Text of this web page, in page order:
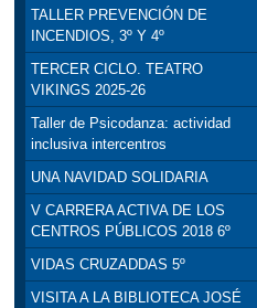
TALLER PREVENCIÓN DE
INCENDIOS, 3º Y 4º
TERCER CICLO. TEATRO
VIKINGS 2025-26
Taller de Psicodanza: actividad
inclusiva intercentros
UNA NAVIDAD SOLIDARIA
V CARRERA ACTIVA DE LOS
CENTROS PÚBLICOS 2018 6º
VIDAS CRUZADDAS 5º
VISITA A LA BIBLIOTECA JOSÉ